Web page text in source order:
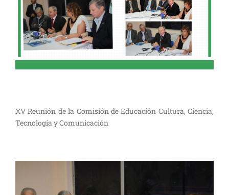
XV Reunión de la Comisión de Educación Cultura, Ciencia,
Tecnología y Comunicación